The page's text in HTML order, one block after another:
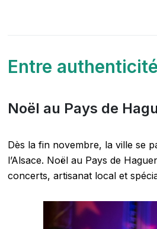
Entre
Noël au Pays de
Dès la fin novembre, la ville se
l’Alsace. Noël au Pays de
concerts, artisanat local et